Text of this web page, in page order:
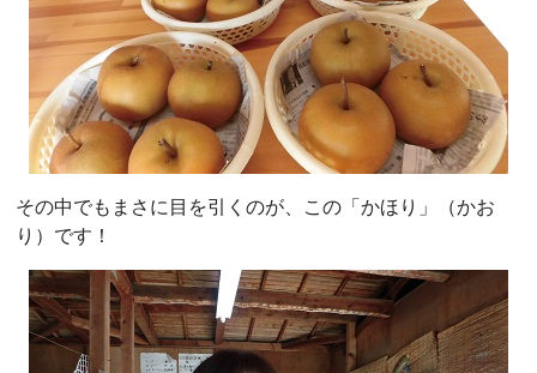
その中でもまさに目を引くのが、この「かほり」（かお
り）です！